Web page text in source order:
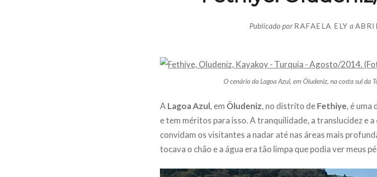
Publicado porRAFAELA ELY a
O cenário da Lagoa Azul, em Öludeniz, na costa sul da
A Lagoa Azul, em Öludeniz, no distrito deFethiye, é uma
e tem méritos para isso. A tranquilidade, a translucidez e
convidam os visitantes a nadar até nas áreas mais
tocava o chão e a água era tão limpa que podia ver meus